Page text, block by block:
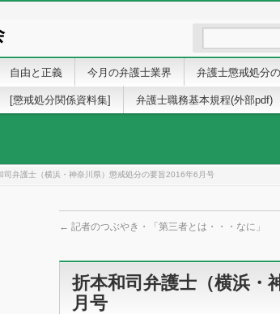
自由と正義 今月の弁護士業界 弁護士懲戒処分
[懲戒処分関係資料集] 弁護士職務基本規程(外部pdf)
司弁護士（横浜・神奈川県）懲戒処分の要旨2016年6月号
← 記者のつぶやき・「第三者とは・・・なに」
折本和司弁護士（横浜・
月号